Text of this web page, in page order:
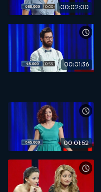
00:02:00
00:01:36
00:01:52